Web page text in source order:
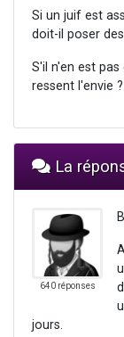
Si un juif est
doit-il poser
S'il n'en est
ressent l'envie ?
La
640 réponses
jours.